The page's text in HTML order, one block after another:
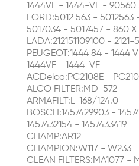
1444VF - 1444-VF - 90560
FORD:5012 563 -
5017034 - 5017457 - 860 X
LADA:212151109100 -
PEUGEOT:1444 84 - 1444
1444VF - 1444-VF
ACDelco:PC2108E -
ALCO FILTER:MD-572
ARMAFILT:L-168/124.0
BOSCH:1457429903 -
1457432154 - 1457433419
CHAMP:AR12
CHAMPION:W117 - W233
CLEAN FILTERS:MA1077 -